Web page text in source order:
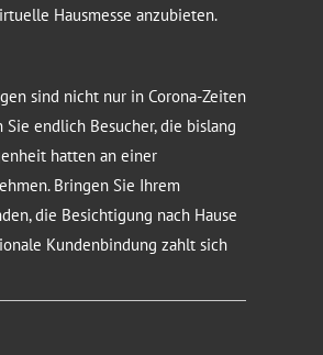
Hausmesse anzubieten.
sind nicht nur in Corona-Zeiten
Sie endlich Besucher, die bislang
hatten an einer
Bringen Sie Ihrem
die Besichtigung nach Hause
Kundenbindung zahlt sich